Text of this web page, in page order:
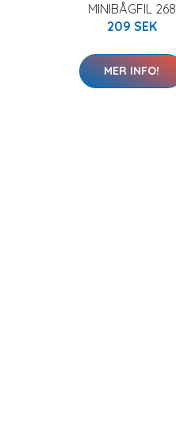
MINIBÅGFIL 268
209 SEK
MER INFO!